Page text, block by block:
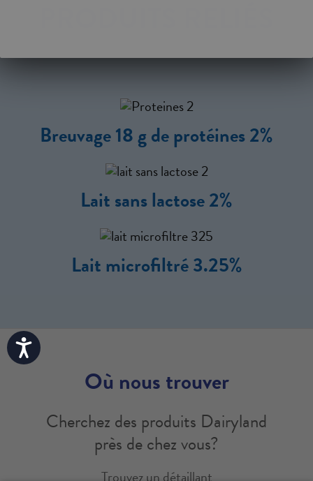
Accessibility
Breuvage 18 g de protéines 2%
Lait sans lactose 2%
Lait microfiltré 3.25%
Où nous trouver
Cherchez des produits Dairyland
près de chez vous?
Trouvez un détaillant